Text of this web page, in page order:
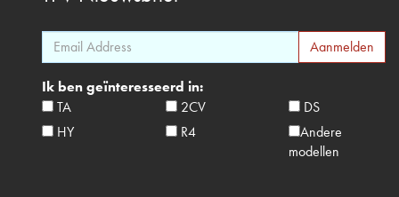
Ik ben geïnteresseerd in:
TA
2CV
DS
HY
R4
Andere
modellen